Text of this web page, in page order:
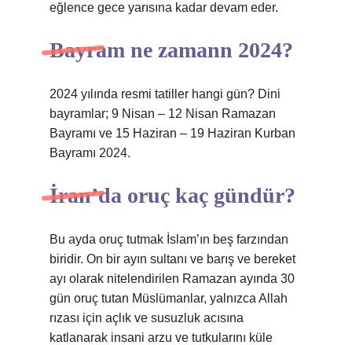
eğlence gece yarısına kadar devam eder.
Bayram ne zamann 2024?
2024 yılında resmi tatiller hangi gün? Dini
bayramlar; 9 Nisan – 12 Nisan Ramazan
Bayramı ve 15 Haziran – 19 Haziran Kurban
Bayramı 2024.
İran’da oruç kaç gündür?
Bu ayda oruç tutmak İslam’ın beş farzından
biridir. On bir ayın sultanı ve barış ve bereket
ayı olarak nitelendirilen Ramazan ayında 30
gün oruç tutan Müslümanlar, yalnızca Allah
rızası için açlık ve susuzluk acısına
katlanarak insani arzu ve tutkularını küle